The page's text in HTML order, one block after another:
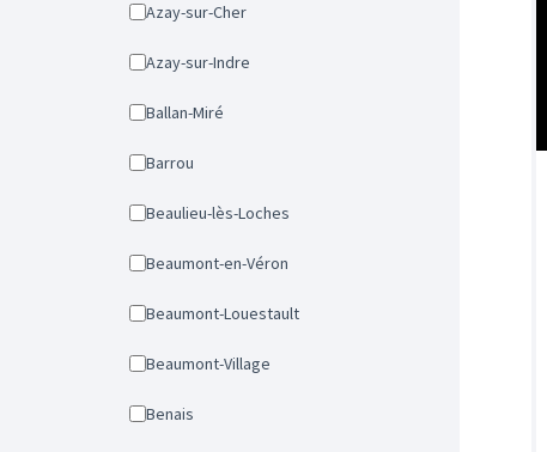
Azay-sur-Cher
Azay-sur-Indre
Ballan-Miré
Barrou
Beaulieu-lès-Loches
Beaumont-en-Véron
Beaumont-Louestault
Beaumont-Village
Benais